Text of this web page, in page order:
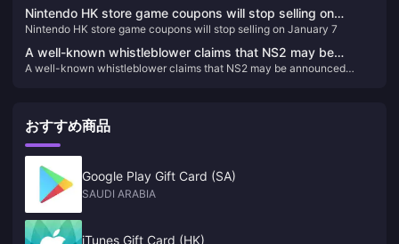
IGN/GS
Nintendo HK store game coupons will stop selling on
January 7
Nintendo HK store game coupons will stop selling on January 7
A well-known whistleblower claims that NS2 may be
announced before April next year and will launch the
A well-known whistleblower claims that NS2 may be announced
おすすめ商品
Google Play Gift Card (SA)
SAUDI ARABIA
iTunes Gift Card (HK)